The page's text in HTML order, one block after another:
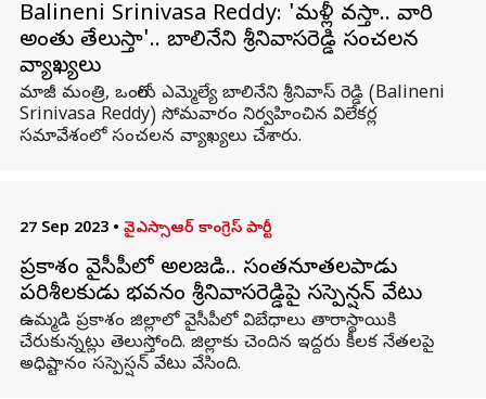
Balineni Srinivasa Reddy: 'మళ్లీ వస్తా.. వారి
అంతు తేలుస్తా'.. బాలినేని శ్రీనివాసరెడ్డి సంచలన
వ్యాఖ్యలు
మాజీ మంత్రి, ఒంగోలు ఎమ్మెల్యే బాలినేని శ్రీనివాస్ రెడ్డి (Balineni
Srinivasa Reddy) సోమవారం నిర్వహించిన విలేకర్ల
సమావేశంలో సంచలన వ్యాఖ్యలు చేశారు.
27 Sep 2023 • వైఎస్సాఆర్ కాంగ్రెస్ పార్టీ
ప్రకాశం వైసీపీలో అలజడి.. సంతనూతలపాడు
పరిశీలకుడు భవనం శ్రీనివాసరెడ్డిపై సస్పెన్షన్‌ వేటు
ఉమ్మడి ప్రకాశం జిల్లాలో వైసీపీలో విబేధాలు తారాస్థాయికి
చేరుకున్నట్లు తెలుస్తోంది. జిల్లాకు చెందిన ఇద్దరు కీలక నేతలపై
అధిష్టానం సస్పెస్షన్ వేటు వేసింది.